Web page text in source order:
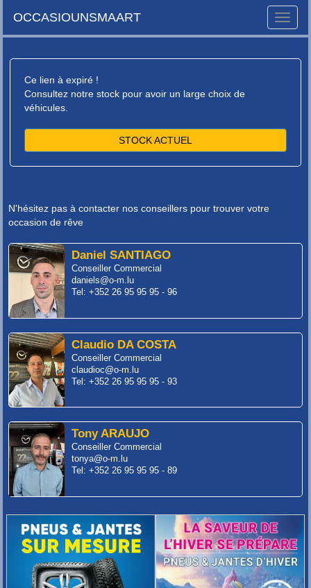
Toggle
OCCASIOUNSMAART
Ce lien à expiré !
Consultez notre stock pour avoir un large choix de
véhicules.
STOCK ACTUEL
N'hésitez pas à contacter nos conseillers pour trouver votre
occasion de rêve
Daniel SANTIAGO
Conseiller Commercial
daniels@o-m.lu
Tel: +352 26 95 95 95 - 96
Claudio DA COSTA
Conseiller Commercial
claudioc@o-m.lu
Tel: +352 26 95 95 95 - 93
Tony ARAUJO
Conseiller Commercial
tonya@o-m.lu
Tel: +352 26 95 95 95 - 89